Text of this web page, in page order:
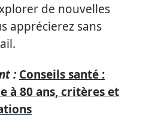
de nouvelles
apprécierez sans
: Conseils santé :
à 80 ans, critères et